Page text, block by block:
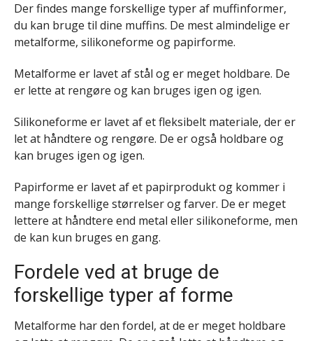
Der findes mange forskellige typer af muffinformer,
du kan bruge til dine muffins. De mest almindelige er
metalforme, silikoneforme og papirforme.
Metalforme er lavet af stål og er meget holdbare. De
er lette at rengøre og kan bruges igen og igen.
Silikoneforme er lavet af et fleksibelt materiale, der er
let at håndtere og rengøre. De er også holdbare og
kan bruges igen og igen.
Papirforme er lavet af et papirprodukt og kommer i
mange forskellige størrelser og farver. De er meget
lettere at håndtere end metal eller silikoneforme, men
de kan kun bruges en gang.
Fordele ved at bruge de
forskellige typer af forme
Metalforme har den fordel, at de er meget holdbare